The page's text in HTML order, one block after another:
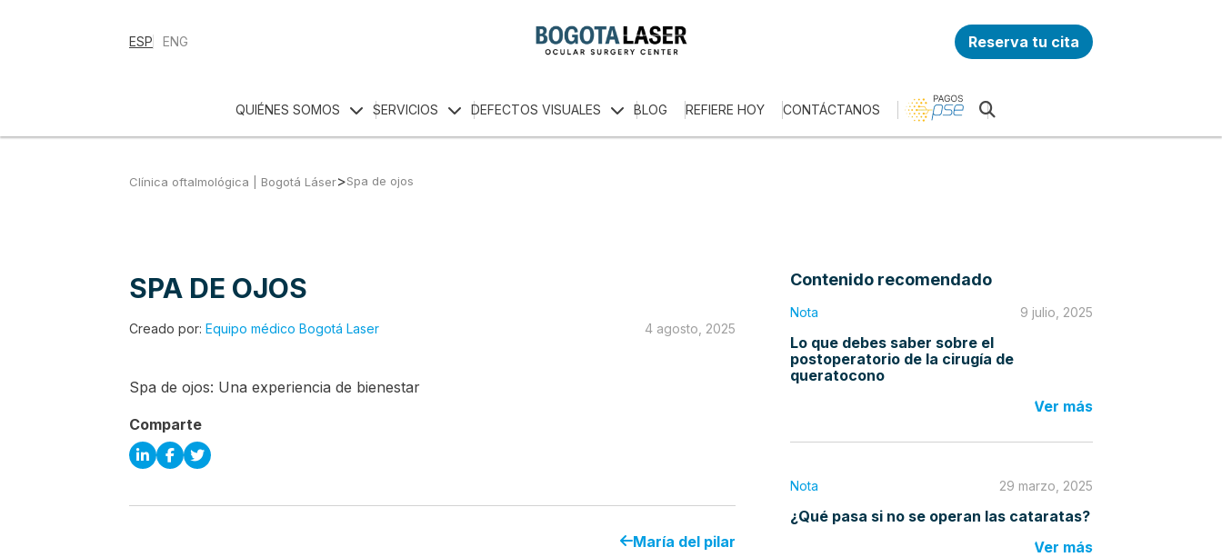
ESP ENG Reserva tu cita
QUIÉNES SOMOS SERVICIOS DEFECTOS VISUALES BLOG REFIERE HOY CONTÁCTANOS
Clínica oftalmológica | Bogotá Láser>Spa de ojos
SPA DE OJOS
Creado por: Equipo médico Bogotá Laser 4 agosto, 2025
Spa de ojos: Una experiencia de bienestar
Comparte
María del pilar
Contenido recomendado
Nota 9 julio, 2025
Lo que debes saber sobre el
postoperatorio de la cirugía de
queratocono
Ver más
Nota 29 marzo, 2025
¿Qué pasa si no se operan las cataratas?
Ver más